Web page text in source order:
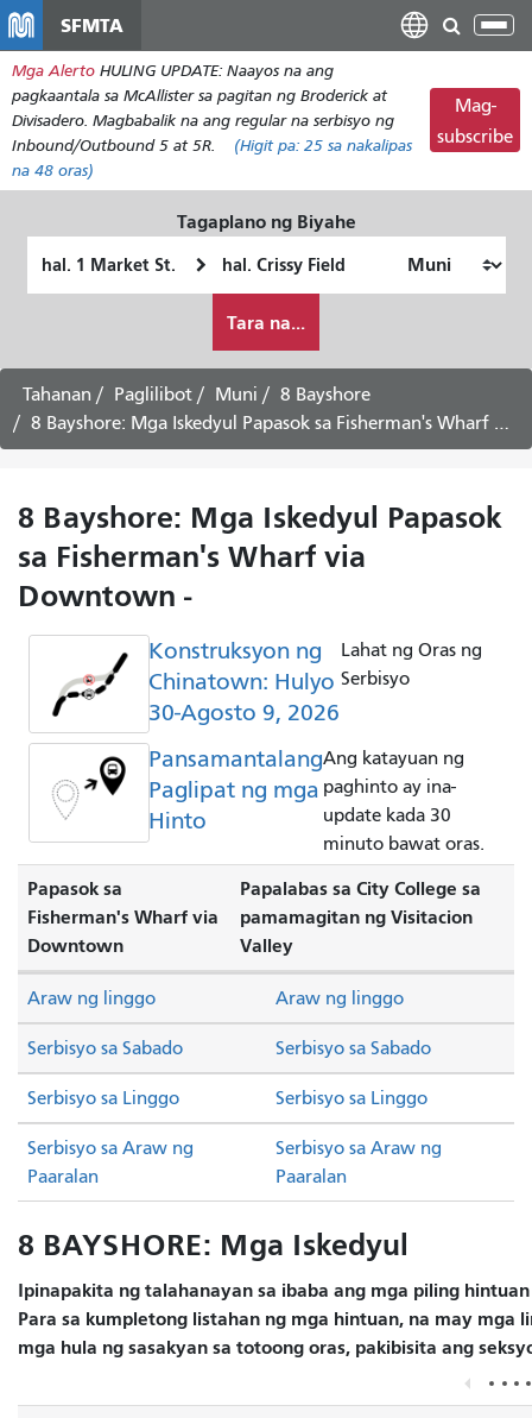
pangunahing
nilalaman
SFMTA
I-
ang
Mga Alerto HULING UPDATE: Naayos na ang
pagkaantala sa McAllister sa pagitan ng Broderick at
Divisadero. Magbabalik na ang regular na serbisyo ng
Inbound/Outbound 5 at 5R.
(Higit pa: 25 sa nakalipas
na 48 oras)
Mag-
subscribe
Tagaplano ng Biyahe
ko
gustong
maglakbay
Tara na...
Tahanan Paglilibot Muni
8 Bayshore
8 Bayshore: Mga Iskedyul Papasok sa Fisherman's Wharf via Downtown -
8 Bayshore: Mga Iskedyul Papasok
sa Fisherman's Wharf via
Downtown -
Konstruksyon ng
Chinatown: Hulyo
30-Agosto 9, 2026
Lahat ng Oras ng
Serbisyo
Pansamantalang
Paglipat ng mga
Hinto
Ang katayuan ng
paghinto ay ina-
update kada 30
minuto bawat oras.
Papasok sa
Fisherman's Wharf via
Downtown
Papalabas sa City College sa
pamamagitan ng Visitacion
Valley
Serbisyo sa Sabado Serbisyo sa Sabado
Serbisyo sa Linggo Serbisyo sa Linggo
Araw ng linggo Araw ng linggo
Serbisyo sa Araw ng
Paaralan
Serbisyo sa Araw ng
Paaralan
8 BAYSHORE: Mga Iskedyul
Ipinapakita ng talahanayan sa ibaba ang mga piling
Para sa kumpletong listahan ng mga hintuan, na may
mga hula ng sasakyan sa totoong oras, pakibisita ang